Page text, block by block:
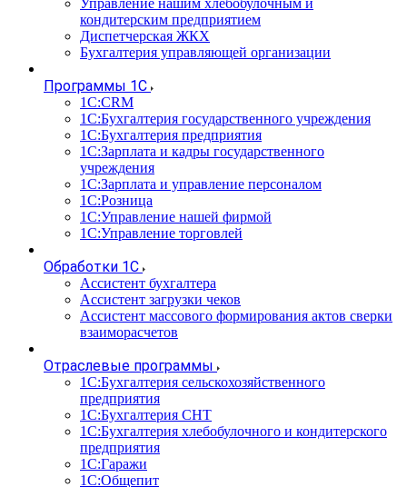
Управление нашим хлебобулочным и
кондитерским предприятием
Диспетчерская ЖКХ
Бухгалтерия управляющей организации
Программы 1С
1С:CRM
1С:Бухгалтерия государственного учреждения
1С:Бухгалтерия предприятия
1С:Зарплата и кадры государственного
учреждения
1С:Зарплата и управление персоналом
1С:Розница
1С:Управление нашей фирмой
1С:Управление торговлей
Обработки 1С
Ассистент бухгалтера
Ассистент загрузки чеков
Ассистент массового формирования актов сверки
взаиморасчетов
Отраслевые программы
1С:Бухгалтерия сельскохозяйственного
предприятия
1С:Бухгалтерия СНТ
1С:Бухгалтерия хлебобулочного и кондитерского
предприятия
1С:Гаражи
1С:Общепит